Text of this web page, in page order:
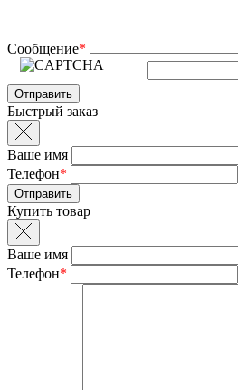
Сообщение*
Быстрый заказ
Ваше имя
Телефон*
Купить товар
Ваше имя
Телефон*